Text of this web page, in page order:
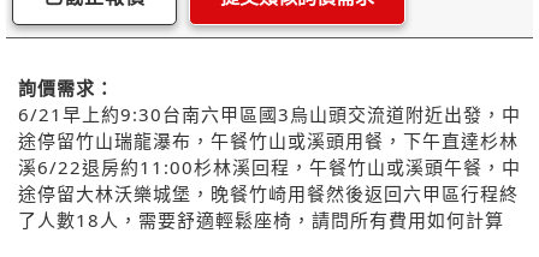
詢價需求：
6/21早上約9:30台南六甲區國3烏山頭交流道附近出發，中
途停留竹山瑞龍瀑布，午餐竹山或溪頭用餐，下午直達杉林
溪6/22退房約11:00杉林溪回程，午餐竹山或溪頭午餐，中
途停留大林沃樂城堡，晚餐竹崎用餐然後返回六甲區行程終
了人數18人，需要舒適輕鬆座椅，請問所有費用如何計算